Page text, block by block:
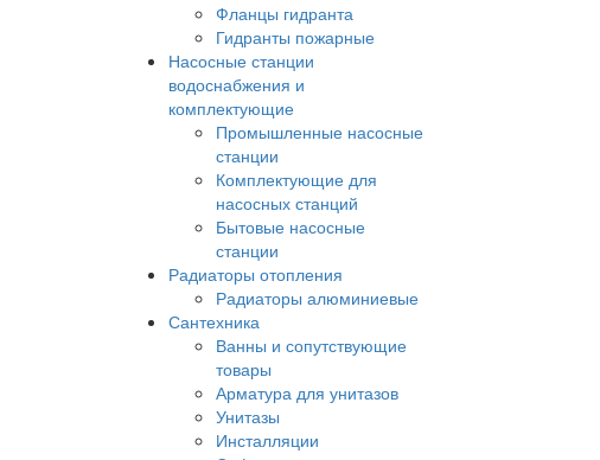
Фланцы гидранта
Гидранты пожарные
Насосные станции
водоснабжения и
комплектующие
Промышленные насосные
станции
Комплектующие для
насосных станций
Бытовые насосные
станции
Радиаторы отопления
Радиаторы алюминиевые
Сантехника
Ванны и сопутствующие
товары
Арматура для унитазов
Унитазы
Инсталляции